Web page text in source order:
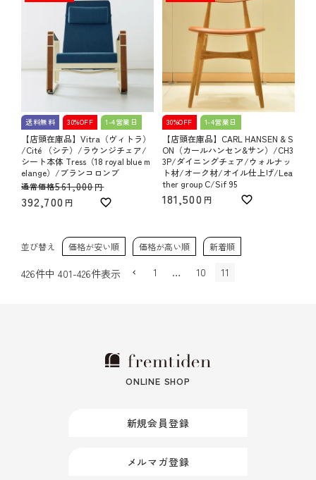
送料無料 30%OFF 1-4営業日
【店頭在庫品】Vitra（ヴィトラ）
/Cité （シテ）/ラウンジチェア/
シート本体 Tress（18 royal blue m
elange）/ブランコロンブ
通常価格561,000
392,700
30%OFF 1-4営業日
【店頭在庫品】CARL HANSEN & S
ON（カールハンセン&サン）/CH3
3P/ダイニングチェア/ウォルナッ
ト材/オーク材/オイル仕上げ/Lea
ther group C/Sif 95
181,500
並び替え 価格が安い順 価格が高い順 新着順
426件中 401-426件表示 1 … 10 11
ONLINE SHOP
新規会員登録
メルマガ登録